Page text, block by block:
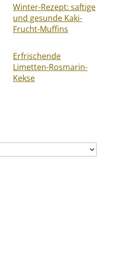
Winter-Rezept: saftige
und gesunde Kaki-
Frucht-Muffins
Erfrischende
Limetten-Rosmarin-
Kekse